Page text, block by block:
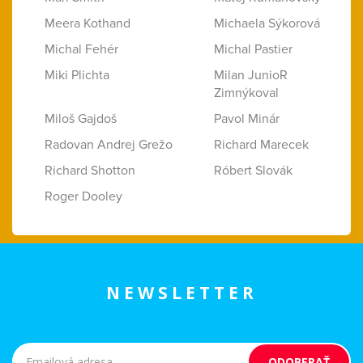
Meera Kothand
Michaela Sýkorová
Michal Fehér
Michal Pastier
Miki Plichta
Milan JunioR
Zimnýkoval
Miloš Gajdoš
Pavol Minár
Radovan Andrej Grežo
Richard Marecek
Richard Shotton
Róbert Slovák
Roger Dooley
NEWSLETTER